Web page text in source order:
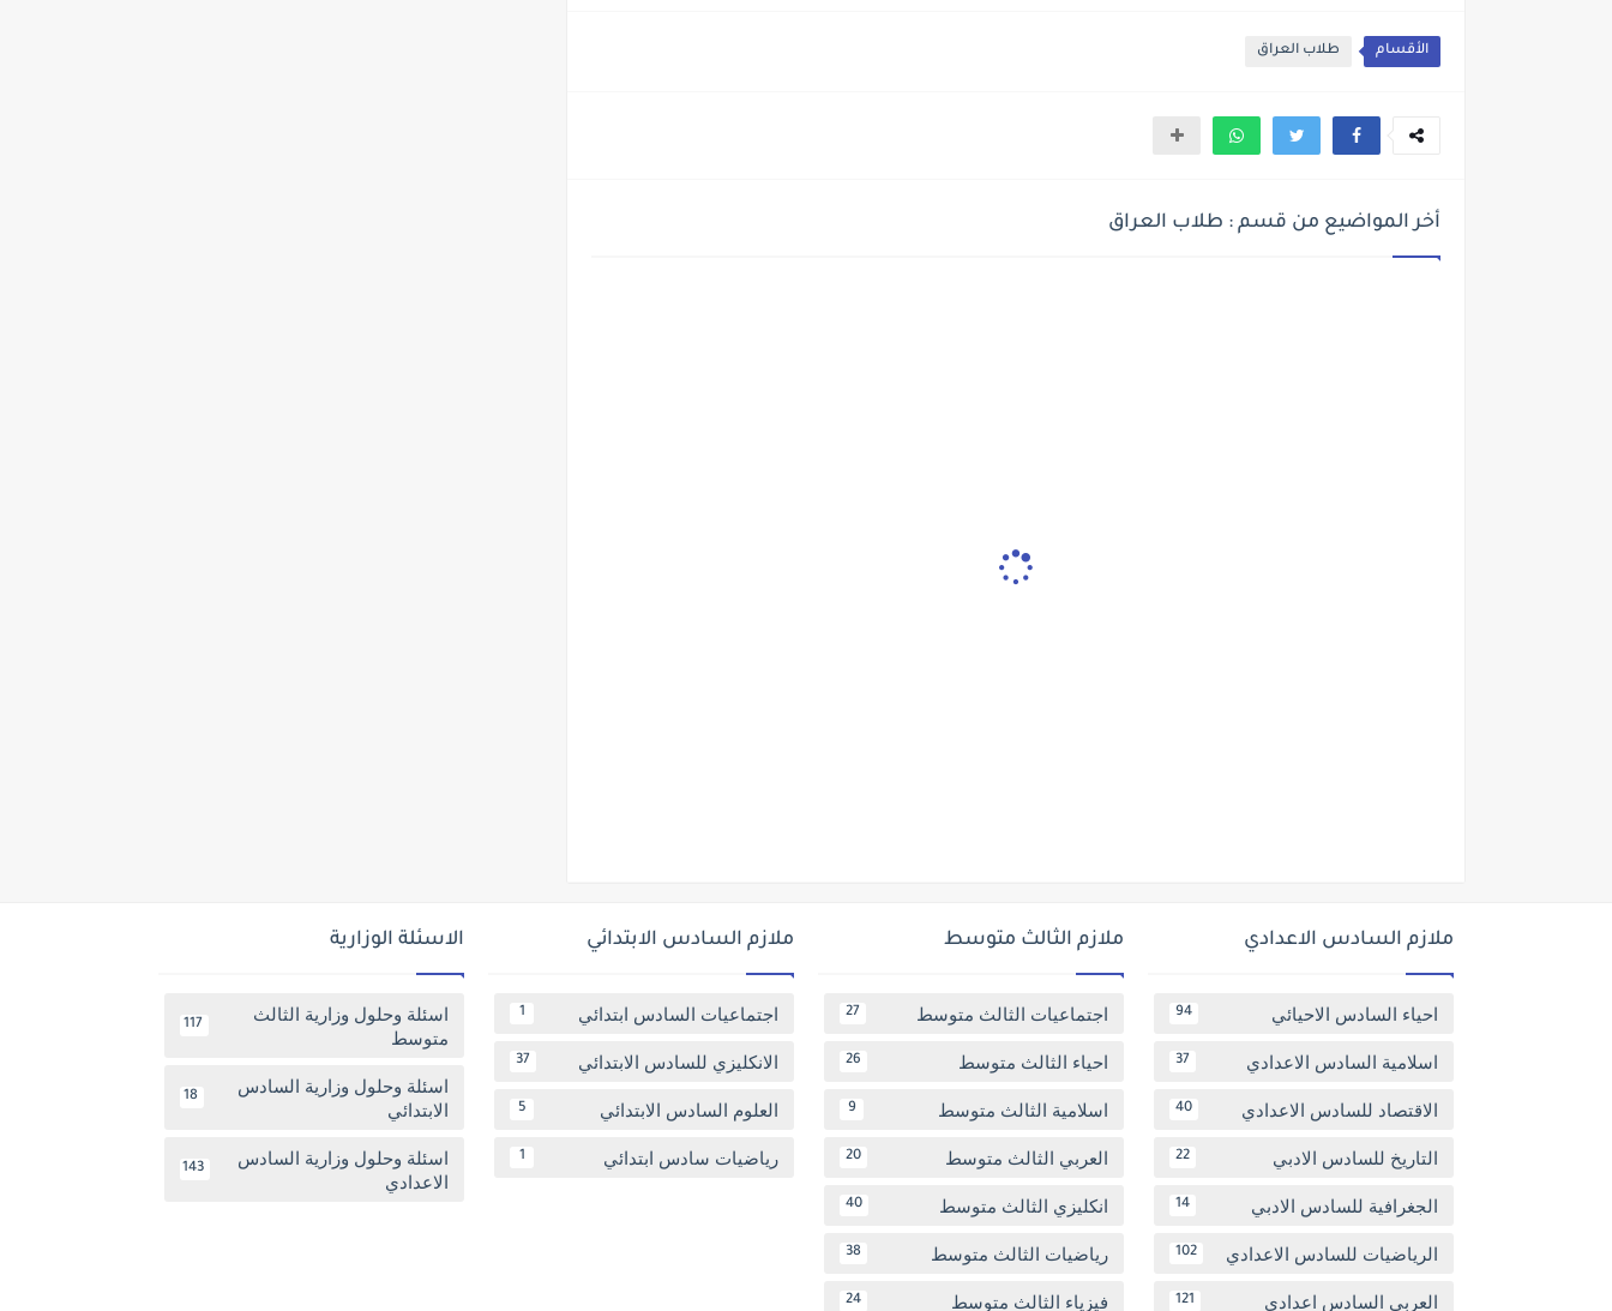
الأقسام طلاب العراق
أخر المواضيع من قسم : طلاب العراق
ملازم السادس الاعدادي
احياء السادس الاحيائي 94
اسلامية السادس الاعدادي 37
الاقتصاد للسادس الاعدادي 40
التاريخ للسادس الادبي 22
الجغرافية للسادس الادبي 14
الرياضيات للسادس الاعدادي 102
العربي السادس اعدادي 121
ملازم الثالث متوسط
اجتماعيات الثالث متوسط 27
احياء الثالث متوسط 26
اسلامية الثالث متوسط 9
العربي الثالث متوسط 20
انكليزي الثالث متوسط 40
رياضيات الثالث متوسط 38
فيزياء الثالث متوسط 24
ملازم السادس الابتدائي
اجتماعيات السادس ابتدائي 1
الانكليزي للسادس الابتدائي 37
العلوم السادس الابتدائي 5
رياضيات سادس ابتدائي 1
الاسئلة الوزارية
اسئلة وحلول وزارية الثالث
متوسط
117
اسئلة وحلول وزارية السادس
الابتدائي
18
اسئلة وحلول وزارية السادس
الاعدادي
143